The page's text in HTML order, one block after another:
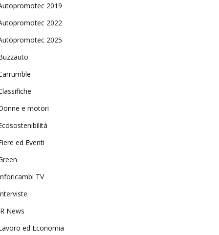
2019
2022
2025
e motori
ed Eventi
TV
News
ed Economia